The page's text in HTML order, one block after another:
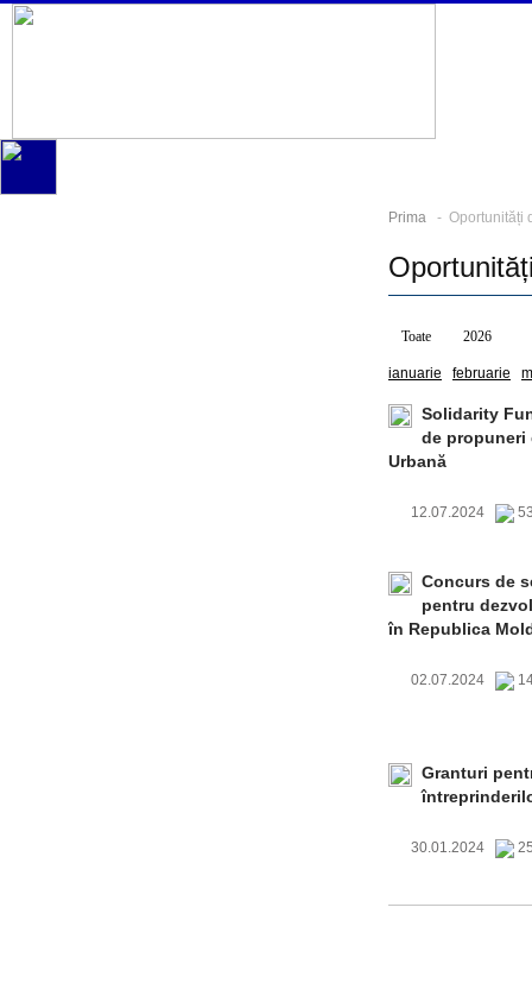
Prima - Oportunități
Toate 2026
ianuarie februarie
Solidarity
de propuneri
Urbană
12.07.2024
Concurs de
pentru
în Republica
02.07.2024
Granturi
30.01.2024